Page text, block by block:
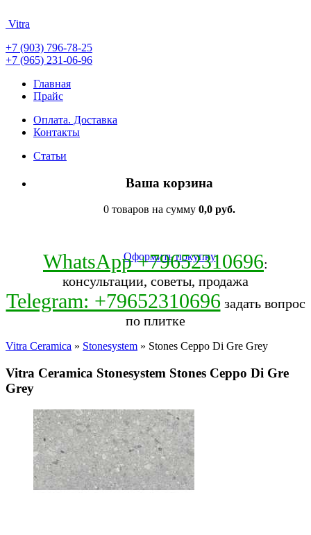
Vitra
+7 (903) 796-78-25
+7 (965) 231-06-96
Главная
Прайс
Оплата. Доставка
Контакты
Статьи
Ваша корзина
0 товаров на сумму 0,0 руб.
Оформить покупку
WhatsApp +79652310696:
консультации, советы, продажа
Telegram: +79652310696 задать вопрос
по плитке
Vitra Ceramica » Stonesystem » Stones Ceppo Di Gre Grey
Vitra Ceramica Stonesystem Stones Ceppo Di Gre
Grey